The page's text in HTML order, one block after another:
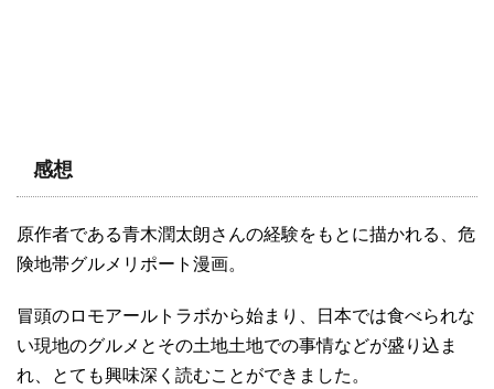
感想
原作者である青木潤太朗さんの経験をもとに描かれる、危
険地帯グルメリポート漫画。
冒頭のロモアールトラボから始まり、日本では食べられな
い現地のグルメとその土地土地での事情などが盛り込ま
れ、とても興味深く読むことができました。